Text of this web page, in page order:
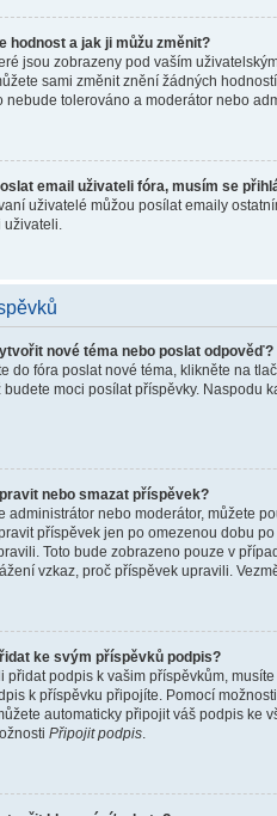
hodnost a jak ji můžu změnit?
jsou zobrazeny pod vaším
sami změnit znění žádných
nebude tolerováno a moderátor nebo
email uživateli fóra, musím se
uživatelé můžou posílat emaily
nové téma nebo poslat odpověď?
do fóra poslat nové téma, klikněte na
budete moci posílat příspěvky. Naspodu
nebo smazat příspěvek?
administrátor nebo moderátor, můžete
příspěvek jen po omezenou dobu
Toto bude zobrazeno pouze v
vzkaz, proč příspěvek upravili.
ke svým příspěvků podpis?
přidat podpis k vašim příspěvkům,
k příspěvku připojíte. Pomocí
automaticky připojit váš podpis ke
Připojit podpis